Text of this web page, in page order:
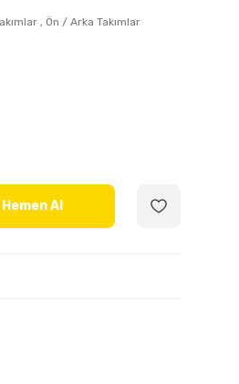
, Ön / Arka Takımlar
Hemen Al